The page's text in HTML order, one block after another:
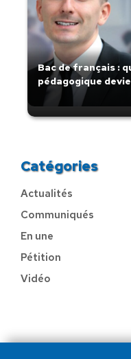
Bac de français :
pédagogique
Catégories
Actualités
Communiqués
En une
Pétition
Vidéo